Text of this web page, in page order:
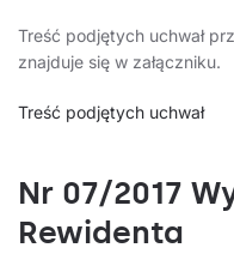
Treść podjętych uchwał
znajduje się w załączniku.
Treść podjętych uchwał
Nr 07/2017
Rewidenta